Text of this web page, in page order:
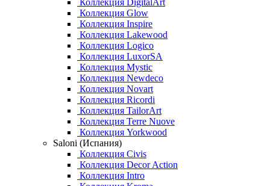
Коллекция DigitalArt
Коллекция Glow
Коллекция Inspire
Коллекция Lakewood
Коллекция Logico
Коллекция LuxorSA
Коллекция Mystic
Коллекция Newdeco
Коллекция Novart
Коллекция Ricordi
Коллекция TailorArt
Коллекция Terre Nuove
Коллекция Yorkwood
Saloni (Испания)
Коллекция Civis
Коллекция Decor Action
Коллекция Intro